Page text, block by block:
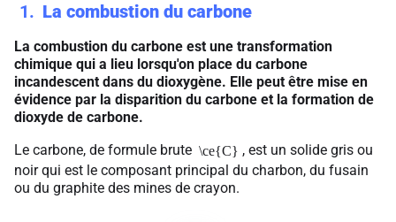
1 La combustion du carbone
La combustion du carbone est une transformation
chimique qui a lieu lorsqu'on place du carbone
incandescent dans du dioxygène. Elle peut être mise en
évidence par la disparition du carbone et la formation de
dioxyde de carbone.
Le carbone, de formule brute \ce{C} , est un solide gris ou
noir qui est le composant principal du charbon, du fusain
ou du graphite des mines de crayon.